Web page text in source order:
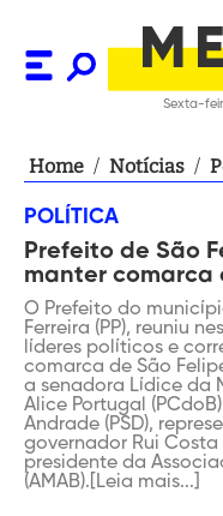
Sexta-
Home / Notícias /
POLÍTICA
Prefeito de São
manter comarca
O Prefeito do
Ferreira (PP), reuniu
líderes políticos e
comarca de São
a senadora Lídice da
Alice Portugal
Andrade (PSD),
governador Rui Costa
presidente da
(AMAB).[Leia mais...]